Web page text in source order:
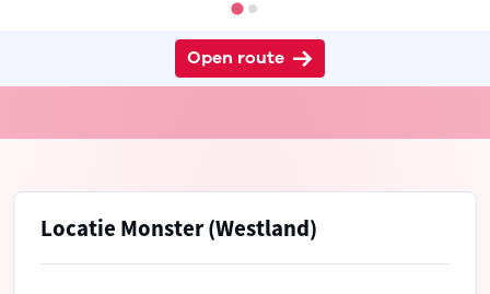
Open route
Locatie Monster (Westland)